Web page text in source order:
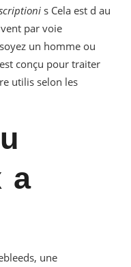
s Cela est d au
par voie
un homme ou
conçu pour traiter
utilis selon les
a
une